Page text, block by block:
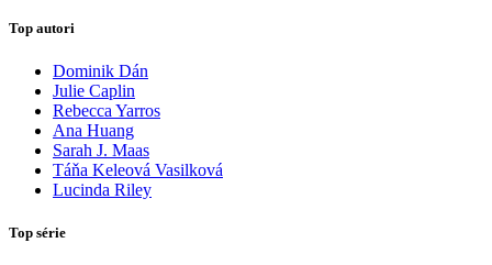
Top autori
Dominik Dán
Julie Caplin
Rebecca Yarros
Ana Huang
Sarah J. Maas
Táňa Keleová Vasilková
Lucinda Riley
Top série